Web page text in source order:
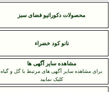
محصولات دکوراتیو فضای سبز
نانو کود خضراء
مشاهده سایر آگهی ها
برای مشاهده سایر آگهی های مرتبط با گل و گیاه
کلیک نمایید